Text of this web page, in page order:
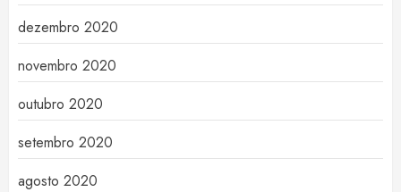
dezembro 2020
novembro 2020
outubro 2020
setembro 2020
agosto 2020